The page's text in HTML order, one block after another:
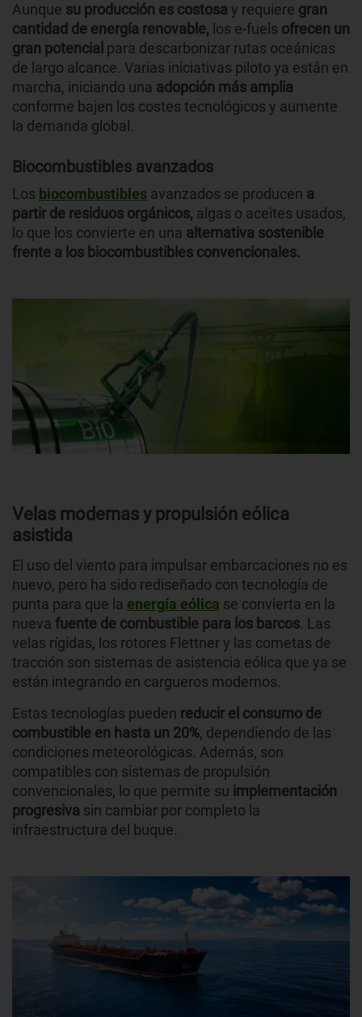
Aunque su producción es costosa y requiere gran
cantidad de energía renovable, los e-fuels ofrecen un
gran potencial para descarbonizar rutas oceánicas
de largo alcance. Varias iniciativas piloto ya están en
marcha, iniciando una adopción más amplia
conforme bajen los costes tecnológicos y aumente
la demanda global.
Biocombustibles avanzados
Los biocombustibles avanzados se producen a
partir de residuos orgánicos, algas o aceites usados,
lo que los convierte en una alternativa sostenible
frente a los biocombustibles convencionales.
Velas modernas y propulsión eólica
asistida
El uso del viento para impulsar embarcaciones no es
nuevo, pero ha sido rediseñado con tecnología de
punta para que la energía eólica se convierta en la
nueva fuente de combustible para los barcos. Las
velas rígidas, los rotores Flettner y las cometas de
tracción son sistemas de asistencia eólica que ya se
están integrando en cargueros modernos.
Estas tecnologías pueden reducir el consumo de
combustible en hasta un 20%, dependiendo de las
condiciones meteorológicas. Además, son
compatibles con sistemas de propulsión
convencionales, lo que permite su implementación
progresiva sin cambiar por completo la
infraestructura del buque.